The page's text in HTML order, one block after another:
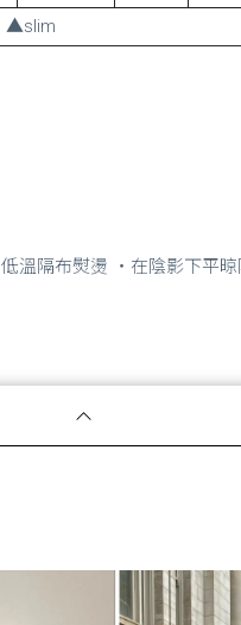
▲slim
溫隔布熨燙 ・在陰影下平